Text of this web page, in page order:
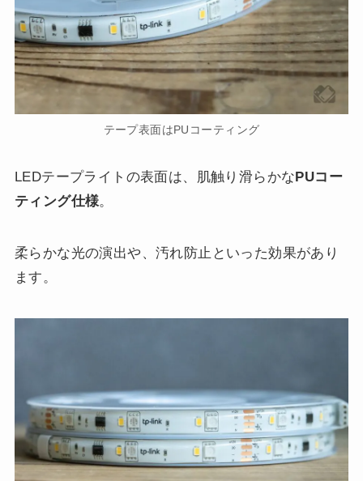
テープ表面はPUコーティング
LEDテープライトの表面は、肌触り滑らかな PUコー
ティング仕様。
柔らかな光の演出や、汚れ防止といった効果があり
ます。